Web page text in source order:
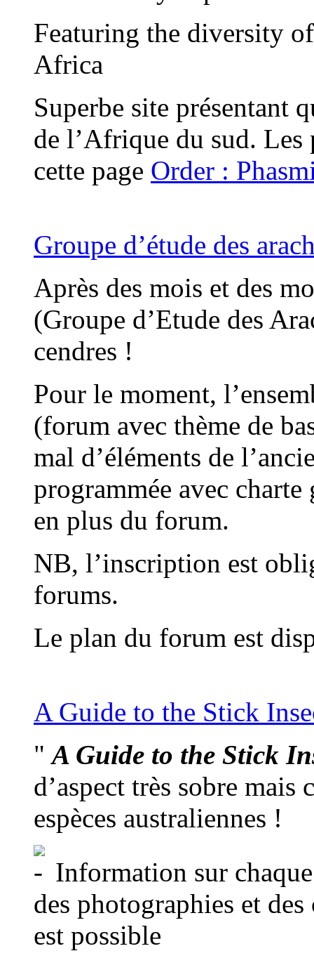
Featuring the diversity
Africa
Superbe site présentant
de l’Afrique du sud. Les
cette page Order :
Groupe d’étude des
Après des mois et des
(Groupe d’Etude des
cendres !
Pour le moment,
(forum avec thème de
mal d’éléments de
programmée avec
en plus du forum.
NB, l’inscription est
forums.
Le plan du forum est
A Guide to the Stick
" A Guide to the Stick
d’aspect très sobre mais
espèces australiennes !
Information sur
des photographies et
est possible